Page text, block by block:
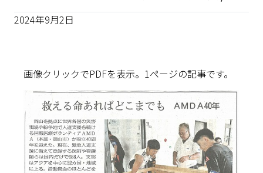
2024年9月2日
画像クリックでPDFを表示。1ページの記事です。